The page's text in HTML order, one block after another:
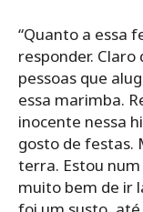
“Quanto a essa
responder.
pessoas que
essa marimba.
inocente nessa
gosto de festas.
terra. Estou
muito bem de ir